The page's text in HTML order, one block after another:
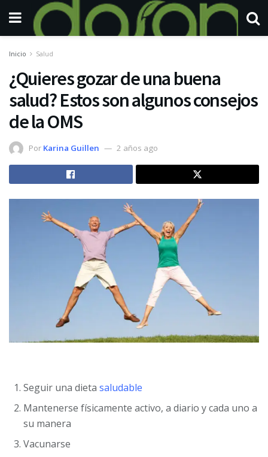
Inicio Salud
¿Quieres gozar de una buena
salud? Estos son algunos consejos
de la OMS
Por Karina Guillen 2 años ago
Seguir una dieta saludable
Mantenerse físicamente activo, a diario y cada uno a
su manera
Vacunarse